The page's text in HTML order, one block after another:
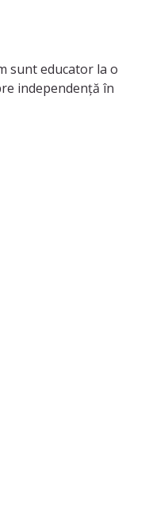
sunt educator la o
independență în